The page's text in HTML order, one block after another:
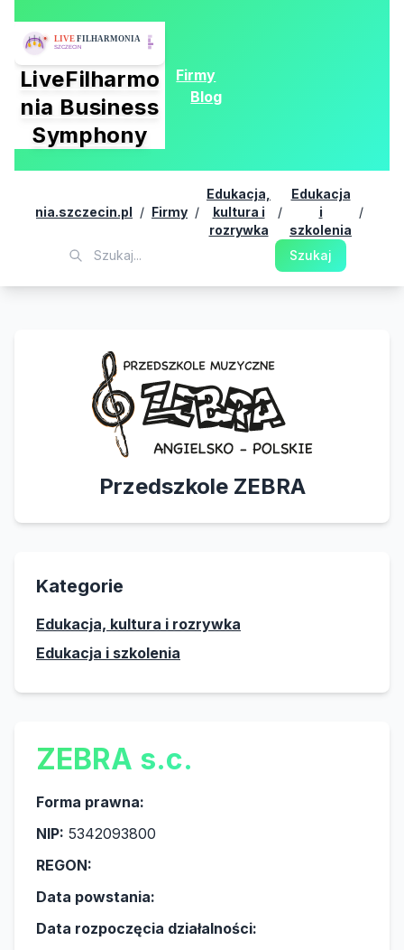
LiveFilharmo
nia Business
Symphony
Firmy
Blog
/ Firmy /
Edukacja,
kultura i
rozrywka
/
Edukacja
i
szkolenia
/
Szukaj
Przedszkole ZEBRA
Kategorie
Edukacja, kultura i rozrywka
Edukacja i szkolenia
ZEBRA s.c.
Forma prawna:
NIP: 5342093800
REGON:
Data powstania:
Data rozpoczęcia działalności: